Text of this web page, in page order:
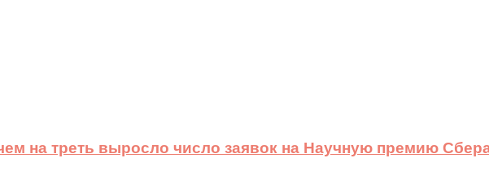
на треть выросло число заявок на Научную премию